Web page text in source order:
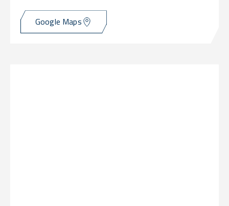
Google Maps